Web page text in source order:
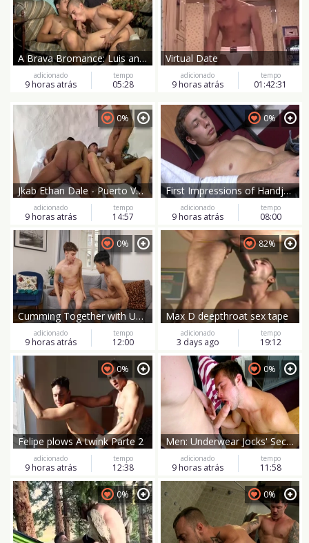
A Brava Bromance: Luis and His Studly Chums
adicionado
9 horas atrás
tempo
05:28
Virtual Date
adicionado
9 horas atrás
tempo
01:42:31
Jkab Ethan Dale - Puerto Vallarta fuckfest
0%
adicionado
9 horas atrás
tempo
14:57
First Impressions of Handjobs for the Caravan Boys
0%
adicionado
9 horas atrás
tempo
08:00
Cumming Together with Uncut Dicks
0%
adicionado
9 horas atrás
tempo
12:00
Max D deepthroat sex tape
82%
adicionado
3 days ago
tempo
19:12
Felipe plows A twink Parte 2
0%
adicionado
9 horas atrás
tempo
12:38
Men: Underwear Jocks' Secret Rendezvous
0%
adicionado
9 horas atrás
tempo
11:58
0% 0%